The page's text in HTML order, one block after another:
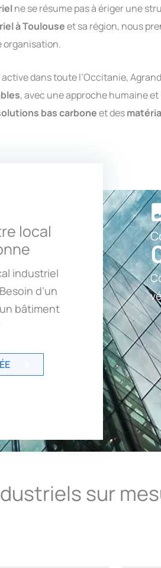
ne se résume pas à ériger une
à Toulouseet sa région, nous
organisation.
dans toute l’Occitanie,
, avec une approche humaine
bas carboneet des
local
industriel
d’un
bâtiment
sur